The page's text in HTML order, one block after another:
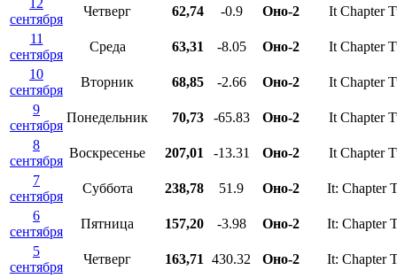
12
сентября
Четверг 62,74 -0.9 Оно-2
It Chapter
11
сентября
Среда 63,31 -8.05 Оно-2
It Chapter
10
сентября
Вторник 68,85 -2.66 Оно-2
It Chapter
9
сентября
Понедельник 70,73 -65.83 Оно-2
It Chapter
8
сентября
Воскресенье 207,01 -13.31 Оно-2
It Chapter
7
сентября
Суббота 238,78 51.9 Оно-2
It: Chapter
6
сентября
Пятница 157,20 -3.98 Оно-2
It: Chapter
5
сентября
Четверг 163,71 430.32 Оно-2
It: Chapter